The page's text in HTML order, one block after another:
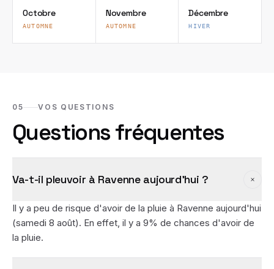
Octobre
AUTOMNE
Novembre
AUTOMNE
Décembre
HIVER
05 VOS QUESTIONS
Questions fréquentes
Va-t-il pleuvoir à Ravenne aujourd'hui ?
Il y a peu de risque d'avoir de la pluie à Ravenne aujourd'hui
(samedi 8 août). En effet, il y a 9% de chances d'avoir de
la pluie.